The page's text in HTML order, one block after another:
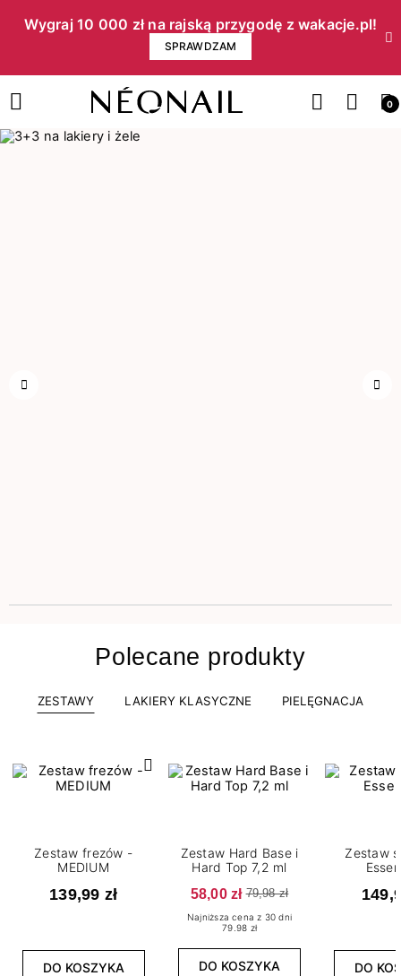
Wygraj 10 000 zł na rajską przygodę z wakacje.pl!​
SPRAWDZAM
0
Polecane produkty
ZESTAWY LAKIERY KLASYCZNE PIELĘGNACJA
Zestaw frezów -
MEDIUM
139,99 zł
DO KOSZYKA
Zestaw Hard Base i
Hard Top 7,2 ml
58,00 zł 79,98 zł
Najniższa cena z 30 dni
79.98 zł
DO KOSZYKA
Zestaw
DO